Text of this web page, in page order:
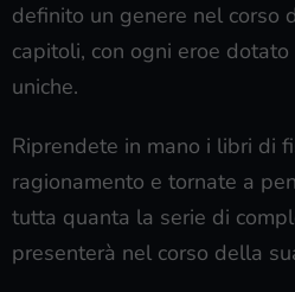
definito un genere nel corso
capitoli, con ogni eroe
uniche.
Riprendete in mano i libri di
ragionamento e tornate a
tutta quanta la serie di
presenterà nel corso della